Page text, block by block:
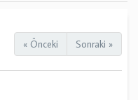
« Önceki Sonraki »